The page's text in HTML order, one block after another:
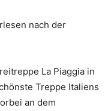
nach der
La Piaggia in
Treppe Italiens
an dem